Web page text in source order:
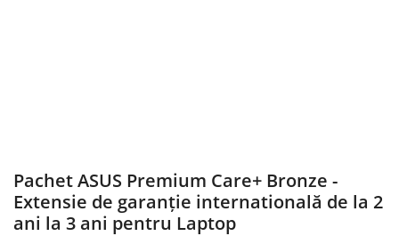
Pachet ASUS Premium Care+ Bronze -
Extensie de garanție internatională de la 2
ani la 3 ani pentru Laptop